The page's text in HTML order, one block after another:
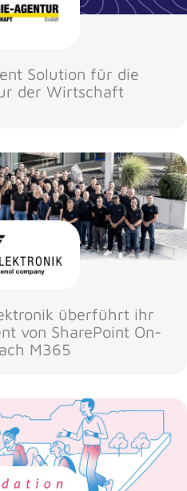
Solution für die
der Wirtschaft
überführt ihr
von SharePoint On-
M365